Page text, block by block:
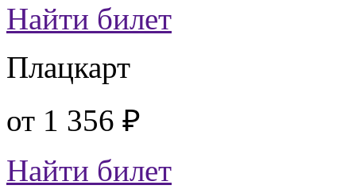
Найти билет
Плацкарт
от 1 356 ₽
Найти билет